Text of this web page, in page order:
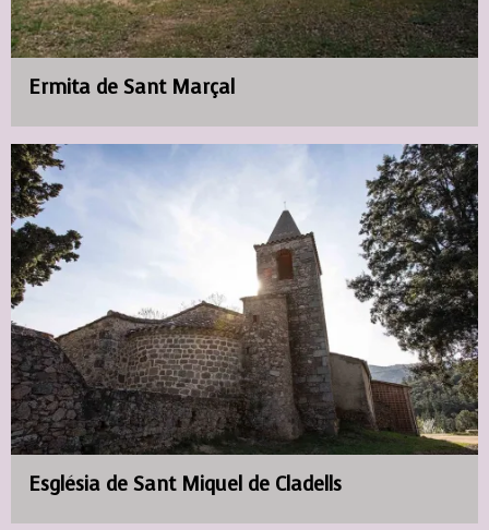
Ermita de Sant Marçal
Església de Sant Miquel de Cladells